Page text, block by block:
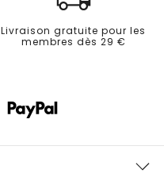
Livraison gratuite pour les
membres dès 29 €